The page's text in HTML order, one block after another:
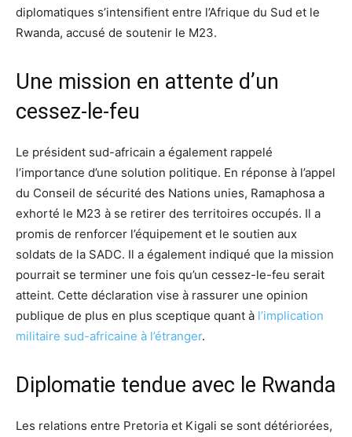
diplomatiques s’intensifient entre l’Afrique du Sud et le
Rwanda, accusé de soutenir le M23.
Une mission en attente d’un
cessez-le-feu
Le président sud-africain a également rappelé
l’importance d’une solution politique. En réponse à l’appel
du Conseil de sécurité des Nations unies, Ramaphosa a
exhorté le M23 à se retirer des territoires occupés. Il a
promis de renforcer l’équipement et le soutien aux
soldats de la SADC. Il a également indiqué que la mission
pourrait se terminer une fois qu’un cessez-le-feu serait
atteint. Cette déclaration vise à rassurer une opinion
publique de plus en plus sceptique quant à l’implication
militaire sud-africaine à l’étranger.
Diplomatie tendue avec le Rwanda
Les relations entre Pretoria et Kigali se sont détériorées,